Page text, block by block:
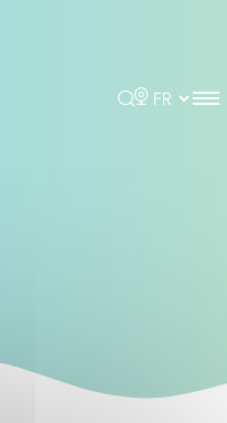
Rechercher
Choisir la